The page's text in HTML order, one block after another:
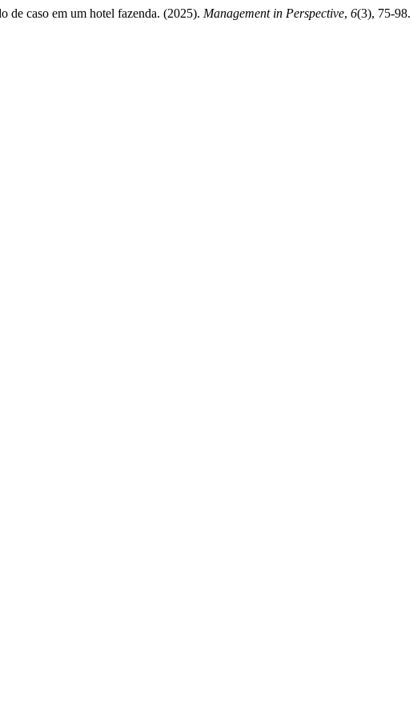
de caso em um hotel fazenda. (2025). Management in Perspective, 6(3), 75-98.